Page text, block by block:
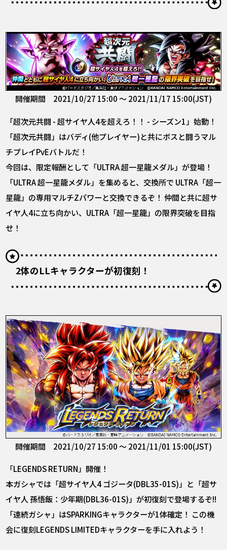
開催期間 2021/10/27 15:00 ～ 2021/11/17 15:00(JST)
「超次元共闘 - 超サイヤ人4を超えろ！！ - シーズン1」始動！
「超次元共闘」はバディ(他プレイヤー)と共にボスと闘うマル
チプレイPvEバトルだ！
今回は、限定報酬として「ULTRA 超一星龍メダル」が登場！
「ULTRA 超一星龍メダル」を集めると、交換所で ULTRA「超一
星龍」の専用マルチZパワーと交換できるぞ！ 仲間と共に超サ
イヤ人4に立ち向かい、ULTRA「超一星龍」の限界突破を目指
せ！
2体のLLキャラクターが初復刻！
開催期間 2021/10/27 15:00 ～ 2021/11/01 15:00(JST)
「LEGENDS RETURN」開催！
本ガシャでは「超サイヤ人4 ゴジータ(DBL35-01S)」と「超サ
イヤ人 孫悟飯：少年期(DBL36-01S)」が初復刻で登場するぞ!!
「連続ガシャ」はSPARKINGキャラクターが1体確定！ この機
会に復刻LEGENDS LIMITEDキャラクターを手に入れよう！